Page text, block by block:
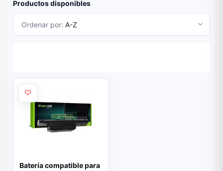
Productos disponibles
Ordenar por: A-Z
Batería compatible para